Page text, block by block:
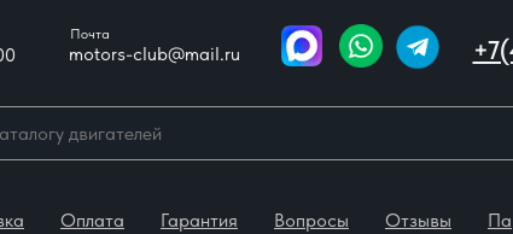
Почта
motors-club@mail.ru
Оплата Гарантия Вопросы Отзывы